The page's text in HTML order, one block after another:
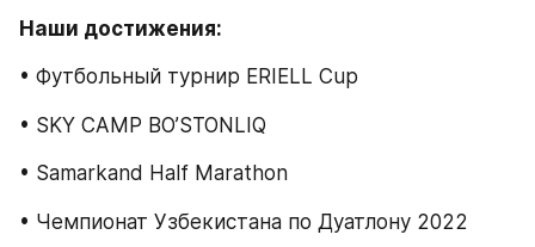
Наши достижения:
• Футбольный турнир ERIELL Cup
• SKY CAMP BO’STONLIQ
• Samarkand Half Marathon
• Чемпионат Узбекистана по Дуатлону 2022